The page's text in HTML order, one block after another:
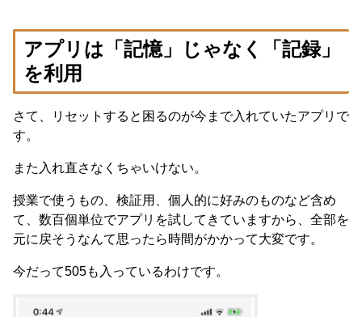
アプリは「記憶」じゃなく「記録」
を利用
さて、リセットすると困るのが今まで入れていたアプリで
す。
また入れ直さなくちゃいけない。
授業で使うもの、検証用、個人的に好みのものなど含め
て、数百個単位でアプリを試してきていますから、全部を
元に戻そうなんて思ったら時間がかかって大変です。
今だって505も入っているわけです。